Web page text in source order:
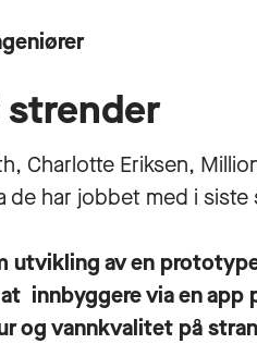
strender
Charlotte Eriksen,
de har jobbet med i siste
utvikling av en
innbyggere via en app
og vannkvalitet på